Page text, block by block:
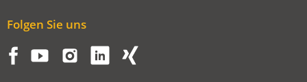
Folgen Sie uns